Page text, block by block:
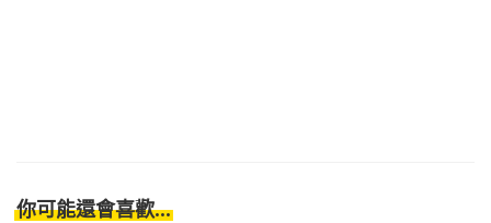
你可能還會喜歡...